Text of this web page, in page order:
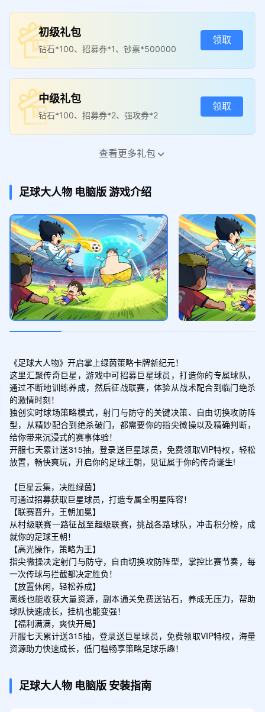
初级礼包
钻石*100、招募券*1、钞票*500000
领取
中级礼包
钻石*100、招募券*2、强攻券*2
领取
钻石*100、招募券*5
签到1天
钻石*30、紫盲盒币*1、钞票*100000
领取
签到2天
领取
签到3天
招募券*1、绿快递*1、钞票*300000
领取
签到4天
领取
签到5天
黄盲盒币*1、绿快递*1、钞票*500000
领取
签到6天
强攻券*1、绿快递*1、钞票*500000
领取
招募券*1、紫盲盒币*1、钞票*880000
查看更多礼包
足球大人物 电脑版游戏介绍
《足球大人物》开启掌上绿茵策略卡牌新纪元！
这里汇聚传奇巨星，游戏中可招募巨星球员，打造你的专属球队，
通过不断地训练养成，然后征战联赛，体验从战术配合到临门绝杀
的激情时刻！
独创实时球场策略模式，射门与防守的关键决策、自由切换攻防阵
型，从精妙配合到绝杀破门，都需要你的指尖微操以及精确判断，
给你带来沉浸式的赛事体验！
开服七天累计送315抽，登录送巨星球员，免费领取VIP特权，轻松
放置，畅快爽玩，开启你的足球王朝，见证属于你的传奇诞生!
【巨星云集，决胜绿茵】
可通过招募获取巨星球员，打造专属全明星阵容！
【联赛晋升，王朝加冕】
从村级联赛一路征战至超级联赛，挑战各路球队，冲击积分榜，成
就你的足球王朝！
【高光操作，策略为王】
指尖微操决定射门与防守，自由切换攻防阵型，掌控比赛节奏，每
一次传球与拦截都决定胜负！
【放置休闲，轻松养成】
离线也能收获大量资源，副本通关免费送钻石，养成无压力，帮助
球队快速成长，挂机也能变强！
【福利满满，爽快开局】
开服七天累计送315抽，登录送巨星球员，免费领取VIP特权，海量
资源助力快速成长，低门槛畅享策略足球乐趣！
足球大人物 电脑版 安装指南